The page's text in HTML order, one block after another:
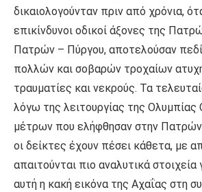
δικαιολογούνταν πριν από χρόνια,
επικίνδυνοι οδικοί άξονες της
Πατρών – Πύργου, αποτελούσαν
πολλών και σοβαρών τροχαίων
τραυματίες και νεκρούς. Τα
λόγω της λειτουργίας της Ολυμπίας
μέτρων που ελήφθησαν στην Πατρών
οι δείκτες έχουν πέσει κάθετα, με
απαιτούνται πιο αναλυτικά στοιχεία
αυτή η κακή εικόνα της Αχαΐας στη